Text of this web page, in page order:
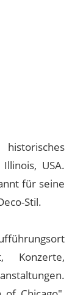
USA.
für seine
Stil.
Konzerte,